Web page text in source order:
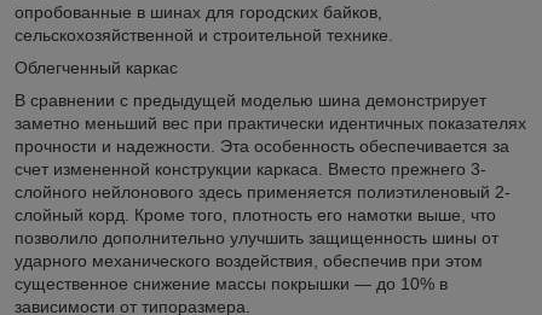
опробованные в шинах для городских байков,
сельскохозяйственной и строительной технике.
Облегченный каркас
В сравнении с предыдущей моделью шина демонстрирует
заметно меньший вес при практически идентичных показателях
прочности и надежности. Эта особенность обеспечивается за
счет измененной конструкции каркаса. Вместо прежнего 3-
слойного нейлонового здесь применяется полиэтиленовый 2-
слойный корд. Кроме того, плотность его намотки выше, что
позволило дополнительно улучшить защищенность шины от
ударного механического воздействия, обеспечив при этом
существенное снижение массы покрышки — до 10% в
зависимости от типоразмера.